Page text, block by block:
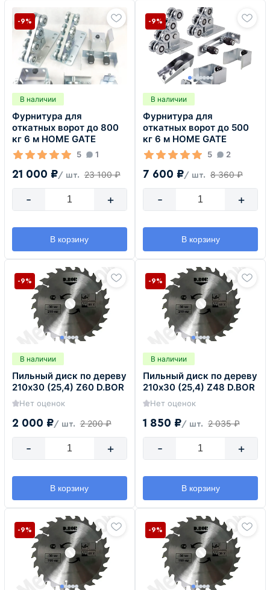
В наличии
Фурнитура для
откатных ворот до 800
кг 6 м HOME GATE
5 1
21 000 ₽/ шт. 23 100 ₽
-9%
- +
В корзину
В наличии
Фурнитура для
откатных ворот до 500
кг 6 м HOME GATE
5 2
7 600 ₽/ шт. 8 360 ₽
-9%
- +
В корзину
В наличии
Пильный диск по дереву
210х30 (25,4) Z60 D.BOR
Нет оценок
2 000 ₽/ шт. 2 200 ₽
-9%
- +
В корзину
В наличии
Пильный диск по дереву
210х30 (25,4) Z48 D.BOR
Нет оценок
1 850 ₽/ шт. 2 035 ₽
-9%
- +
В корзину
-9% -9%